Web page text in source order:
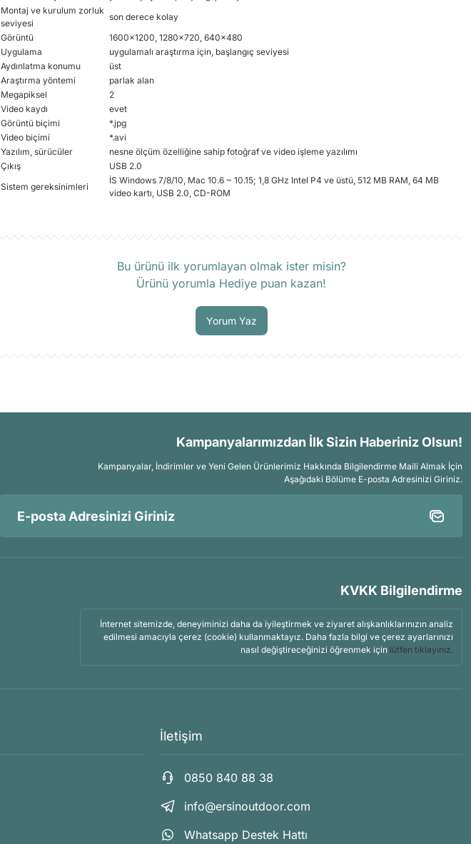
Montaj ve kurulum zorluk
seviyesi
son derece kolay
Görüntü
1600x1200, 1280x720, 640x480
Uygulama
uygulamalı araştırma için, başlangıç seviyesi
Aydınlatma konumu
üst
Araştırma yöntemi
parlak alan
Megapiksel
2
Video kaydı
evet
Görüntü biçimi
*.jpg
Video biçimi
*.avi
Yazılım, sürücüler
nesne ölçüm özelliğine sahip fotoğraf ve video işleme yazılımı
Çıkış
USB 2.0
Sistem gereksinimleri
İS Windows 7/8/10, Mac 10.6 ~ 10.15; 1,8 GHz Intel P4 ve üstü, 512 MB RAM, 64 MB
video kartı, USB 2.0, CD-ROM
Bu ürünü ilk yorumlayan olmak ister misin?
Ürünü yorumla Hediye puan kazan!
Yorum Yaz
Kampanyalarımızdan İlk Sizin Haberiniz Olsun!
Kampanyalar, İndirimler ve Yeni Gelen Ürünlerimiz Hakkında Bilgilendirme Maili Almak İçin
Aşağıdaki Bölüme E-posta Adresinizi Giriniz.
KVKK Bilgilendirme
İnternet sitemizde, deneyiminizi daha da iyileştirmek ve ziyaret alışkanlıklarınızın analiz
edilmesi amacıyla çerez (cookie) kullanmaktayız. Daha fazla bilgi ve çerez ayarlarınızı
nasıl değiştireceğinizi öğrenmek için lütfen tıklayınız.
İletişim
0850 840 88 38
info@ersinoutdoor.com
Whatsapp Destek Hattı